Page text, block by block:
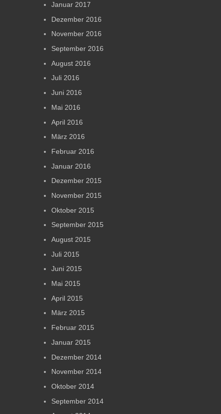
Januar 2017
Dezember 2016
November 2016
September 2016
August 2016
Juli 2016
Juni 2016
Mai 2016
April 2016
März 2016
Februar 2016
Januar 2016
Dezember 2015
November 2015
Oktober 2015
September 2015
August 2015
Juli 2015
Juni 2015
Mai 2015
April 2015
März 2015
Februar 2015
Januar 2015
Dezember 2014
November 2014
Oktober 2014
September 2014